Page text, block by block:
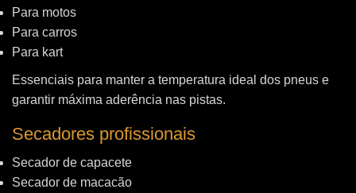
Para motos
Para carros
Para kart
Essenciais para manter a temperatura ideal dos pneus e
garantir máxima aderência nas pistas.
Secadores profissionais
Secador de capacete
Secador de macacão